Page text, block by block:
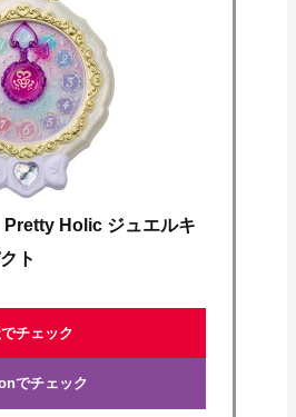
Pretty Holic ジュエルキ
ト
チェック
でチェック